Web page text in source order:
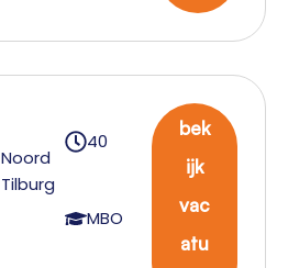
Noord
Tilburg
40
MBO
bek
ijk
vac
atu